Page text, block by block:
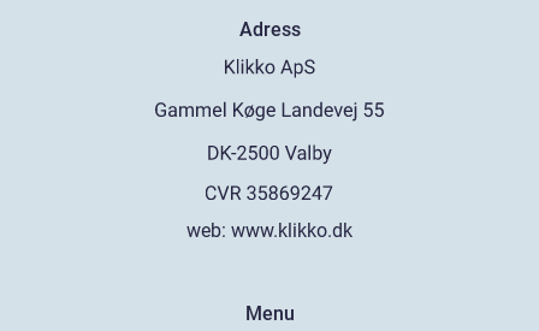
Adress
web: www.klikko.dk
Menu